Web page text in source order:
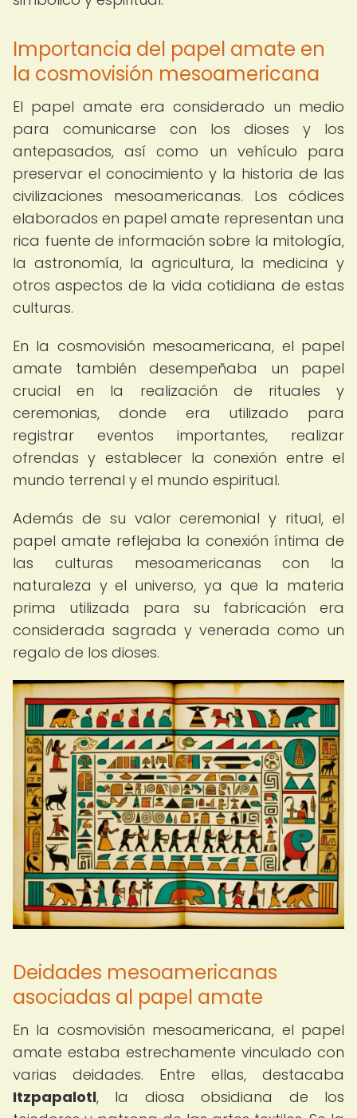
Importancia del papel amate en
la cosmovisión mesoamericana
El papel amate era considerado un medio
para comunicarse con los dioses y los
antepasados, así como un vehículo para
preservar el conocimiento y la historia de las
civilizaciones mesoamericanas. Los códices
elaborados en papel amate representan una
rica fuente de información sobre la mitología,
la astronomía, la agricultura, la medicina y
otros aspectos de la vida cotidiana de estas
culturas.
En la cosmovisión mesoamericana, el papel
amate también desempeñaba un papel
crucial en la realización de rituales y
ceremonias, donde era utilizado para
registrar eventos importantes, realizar
ofrendas y establecer la conexión entre el
mundo terrenal y el mundo espiritual.
Además de su valor ceremonial y ritual, el
papel amate reflejaba la conexión íntima de
las culturas mesoamericanas con la
naturaleza y el universo, ya que la materia
prima utilizada para su fabricación era
considerada sagrada y venerada como un
regalo de los dioses.
Deidades mesoamericanas
asociadas al papel amate
En la cosmovisión mesoamericana, el papel
amate estaba estrechamente vinculado con
varias deidades. Entre ellas, destacaba
Itzpapalotl, la diosa obsidiana de los